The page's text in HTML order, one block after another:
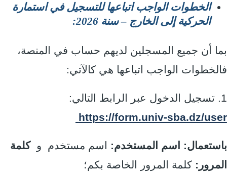
الخطوات الواجب اتباعها للتسجيل في استمارة
الحركية إلى الخارج – سنة 2026:
بما أن جميع المسجلين لديهم حساب في المنصة،
فالخطوات الواجب اتباعها هي كالآتي:
1. تسجيل الدخول عبر الرابط التالي:
https://form.univ-sba.dz/user
باستعمال: اسم المستخدم: اسم مستخدم وكلمة
المرور: كلمة المرور الخاصة بكم؛